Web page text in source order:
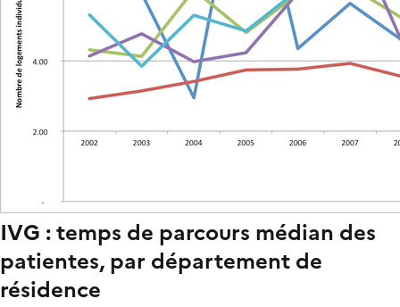
IVG : temps de parcours médian des
patientes, par département de
résidence